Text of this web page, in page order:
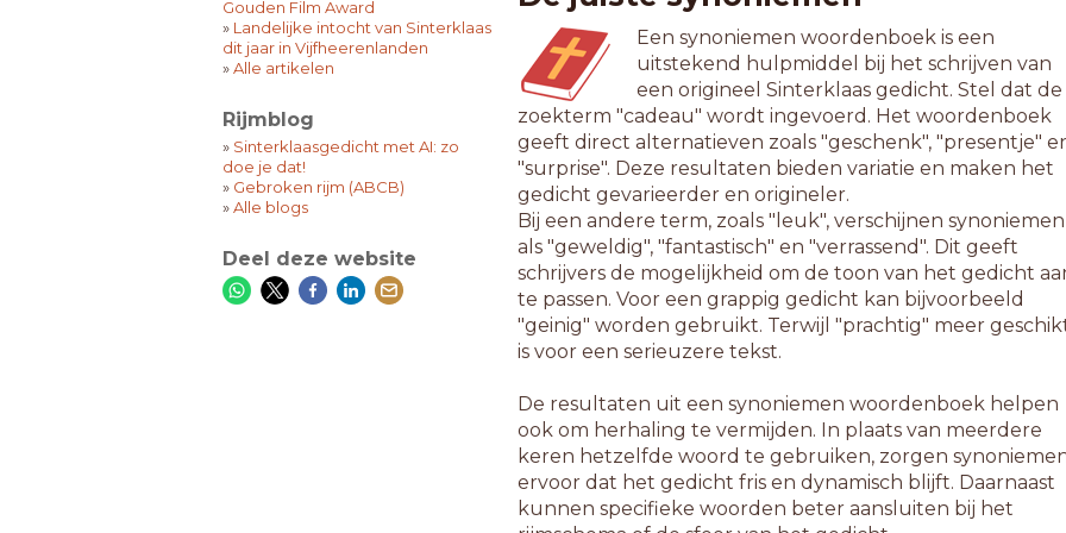
Gouden Film Award
» Landelijke intocht van Sinterklaas
dit jaar in Vijfheerenlanden
»Alle artikelen
Rijmblog
» Sinterklaasgedicht met AI: zo
doe je dat!
» Gebroken rijm (ABCB)
»Alle blogs
Deel deze website
Een synoniemen woordenboek is een
uitstekend hulpmiddel bij het schrijven van
een origineel Sinterklaas gedicht. Stel dat de
zoekterm "cadeau" wordt ingevoerd. Het woordenboek
geeft direct alternatieven zoals "geschenk", "presentje"
"surprise". Deze resultaten bieden variatie en maken het
gedicht gevarieerder en origineler.
Bij een andere term, zoals "leuk", verschijnen synoniemen
als "geweldig", "fantastisch" en "verrassend". Dit geeft
schrijvers de mogelijkheid om de toon van het gedicht
te passen. Voor een grappig gedicht kan bijvoorbeeld
"geinig" worden gebruikt. Terwijl "prachtig" meer
is voor een serieuzere tekst.
De resultaten uit een synoniemen woordenboek helpen
ook om herhaling te vermijden. In plaats van meerdere
keren hetzelfde woord te gebruiken, zorgen
ervoor dat het gedicht fris en dynamisch blijft. Daarnaast
kunnen specifieke woorden beter aansluiten bij het